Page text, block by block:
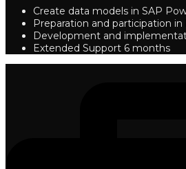
Create data models in SAP
Preparation and participation
Development and
Extended Support 6 months